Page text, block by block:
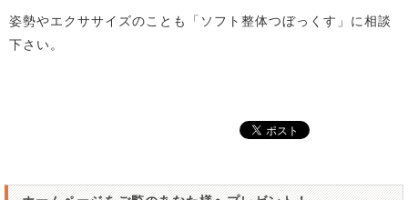
姿勢やエクササイズのことも「ソフト整体つぼっくす」に相談
下さい。